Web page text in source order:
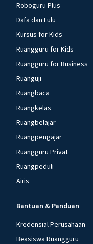
Roboguru Plus
Dafa dan Lulu
Kursus for Kids
Ruangguru for Kids
Ruangguru for Business
Ruanguji
Ruangbaca
Ruangkelas
Ruangbelajar
Ruangpengajar
Ruangguru Privat
Ruangpeduli
Airis
Bantuan & Panduan
Kredensial Perusahaan
Beasiswa Ruangguru